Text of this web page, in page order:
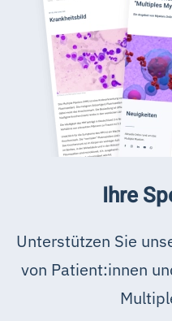
Ihre
Unterstützen Sie
von Patient:innen